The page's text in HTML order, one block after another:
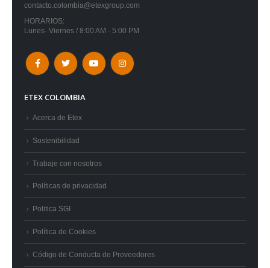
contacto.colombia@etexgroup.com
HORARIOS:
Lunes- Viernes / 8:00 AM - 5:00 PM
ETEX COLOMBIA
Acerca de Etex
Sostenibilidad
Trabaje con nosotros
Políticas de privacidad
Politica SGI
Política de Cookies
Código de Conducta de Proveedores